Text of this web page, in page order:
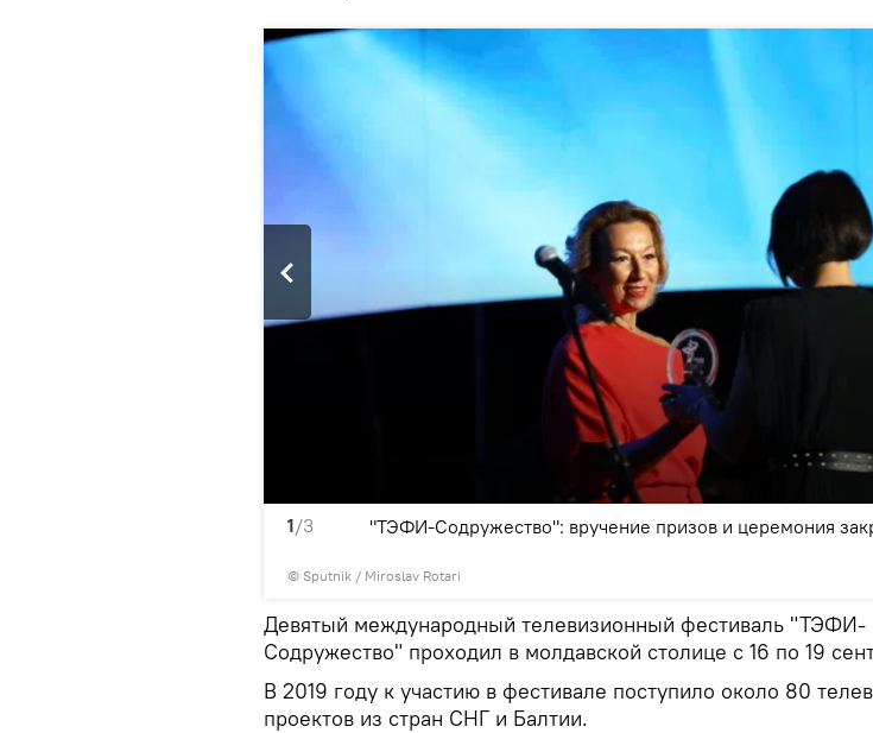
1/3
© Sputnik / Miroslav Rotari
"ТЭФИ-Содружество": вручение призов и церемония
Девятый международный телевизионный фестиваль "ТЭФИ-
Содружество" проходил в молдавской столице с 16 по 19
В 2019 году к участию в фестивале поступило около 80
проектов из стран СНГ и Балтии.